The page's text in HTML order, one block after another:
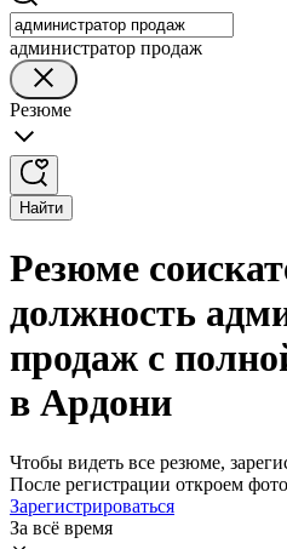
администратор продаж
Резюме
Найти
Резюме
должность
продаж с
в Ардони
Чтобы видеть все резюме,
После регистрации откроем фото
Зарегистрироваться
За всё время